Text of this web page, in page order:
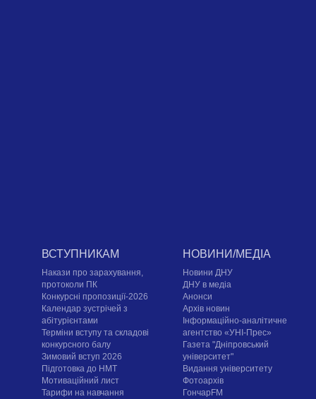
ВСТУПНИКАМ
Накази про зарахування,
протоколи ПК
Конкурсні пропозиції-2026
Календар зустрічей з
абітурієнтами
Терміни вступу та складові
конкурсного балу
Зимовий вступ 2026
Підготовка до НМТ
Мотиваційний лист
Тарифи на навчання
НОВИНИ/МЕДІА
Новини ДНУ
ДНУ в медіа
Анонси
Архів новин
Інформаційно-аналітичне
агентство «УНІ-Прес»
Газета "Дніпровський
університет"
Видання університету
Фотоархів
ГончарFM